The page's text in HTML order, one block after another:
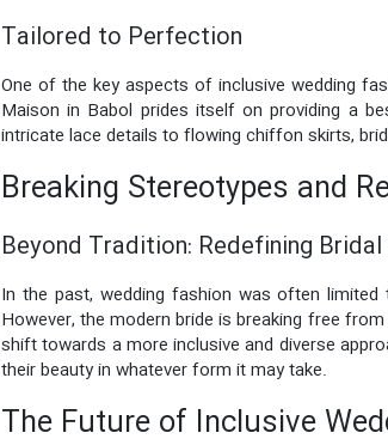
Tailored to Perfection
One of the key aspects of inclusive wedding
Maison in Babol prides itself on providing a
intricate lace details to flowing chiffon skirts,
Breaking Stereotypes and
Beyond Tradition: Redefining
In the past, wedding fashion was often
However, the modern bride is breaking free
shift towards a more inclusive and diverse
their beauty in whatever form it may take.
The Future of Inclusive